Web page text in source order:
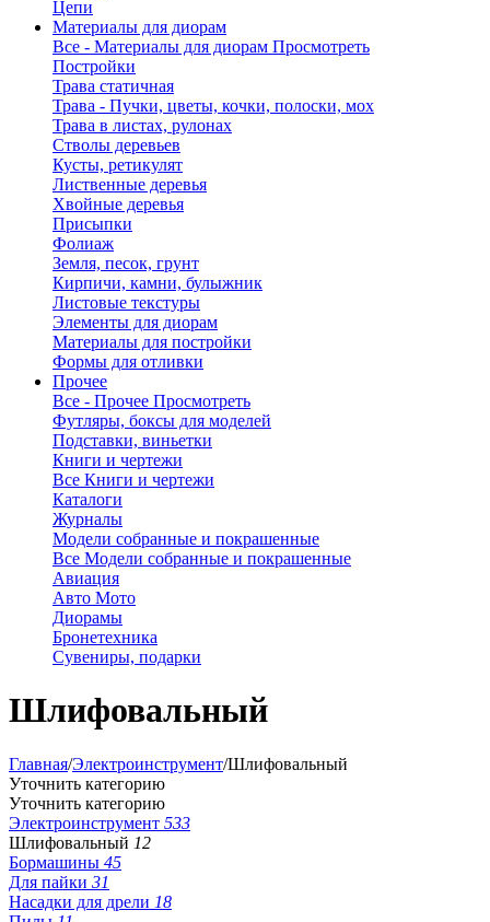
Цепи
Материалы для диорам
Все - Материалы для диорам Просмотреть
Постройки
Трава статичная
Трава - Пучки, цветы, кочки, полоски, мох
Трава в листах, рулонах
Стволы деревьев
Кусты, ретикулят
Лиственные деревья
Хвойные деревья
Присыпки
Фолиаж
Земля, песок, грунт
Кирпичи, камни, булыжник
Листовые текстуры
Элементы для диорам
Материалы для постройки
Формы для отливки
Прочее
Все - Прочее Просмотреть
Футляры, боксы для моделей
Подставки, виньетки
Книги и чертежи
Все Книги и чертежи
Каталоги
Журналы
Модели собранные и покрашенные
Все Модели собранные и покрашенные
Авиация
Авто Мото
Диорамы
Бронетехника
Сувениры, подарки
Шлифовальный
Главная/Электроинструмент/Шлифовальный
Уточнить категорию
Уточнить категорию
Электроинструмент 533
Шлифовальный 12
Бормашины 45
Для пайки 31
Насадки для дрели 18